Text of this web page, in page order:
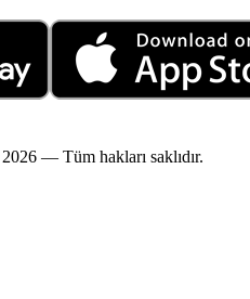
2026 — Tüm hakları saklıdır.